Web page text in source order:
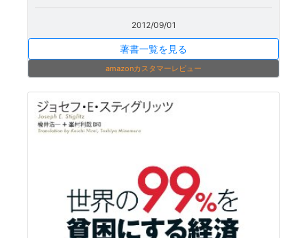
2012/09/01
著書一覧を見る
amazonカスタマーレビュー